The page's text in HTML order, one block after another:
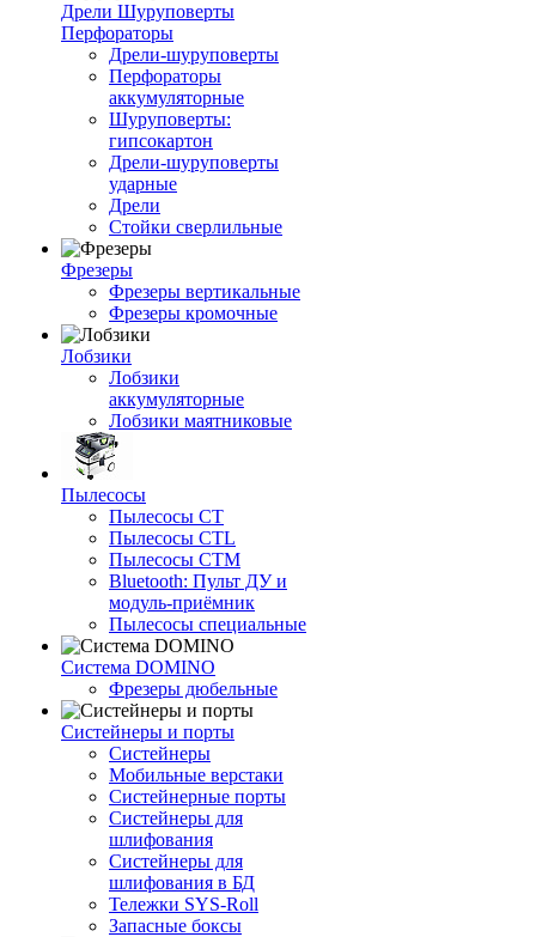
Дрели Шуруповерты
Перфораторы
Дрели-шуруповерты
Перфораторы
аккумуляторные
Шуруповерты:
гипсокартон
Дрели-шуруповерты
ударные
Дрели
Стойки сверлильные
Фрезеры
Фрезеры вертикальные
Фрезеры кромочные
Лобзики
Лобзики
аккумуляторные
Лобзики маятниковые
Пылесосы
Пылесосы CT
Пылесосы CTL
Пылесосы CTM
Bluetooth: Пульт ДУ и
модуль-приёмник
Пылесосы специальные
Система DOMINO
Фрезеры дюбельные
Систейнеры и порты
Систейнеры
Мобильные верстаки
Систейнерные порты
Систейнеры для
шлифования
Систейнеры для
шлифования в БД
Тележки SYS-Roll
Запасные боксы